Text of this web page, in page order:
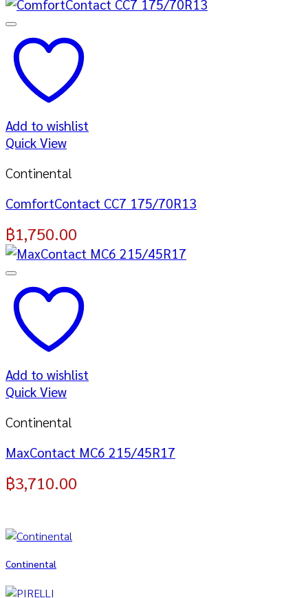
Add to wishlist
Quick View
Continental
ComfortContact CC7 175/70R13
฿1,750.00
Add to wishlist
Quick View
Continental
MaxContact MC6 215/45R17
฿3,710.00
Continental